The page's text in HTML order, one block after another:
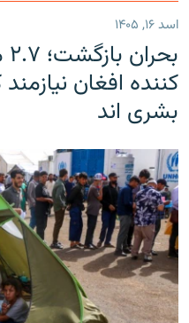
اسد ۱۶, ۱۴۰۵
کننده افغان
بشری اند